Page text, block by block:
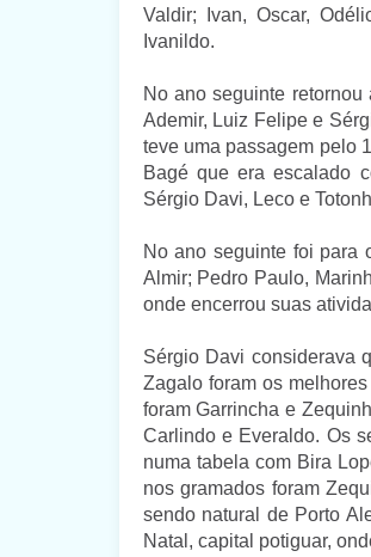
Valdir; Ivan, Oscar,
Ivanildo.
No ano seguinte
Ademir, Luiz Felipe e
teve uma passagem pelo
Bagé que era escalado
Sérgio Davi, Leco e
No ano seguinte foi para
Almir; Pedro Paulo,
onde encerrou suas
Sérgio Davi considerava
Zagalo foram os
foram Garrincha e
Carlindo e Everaldo. Os
numa tabela com Bira
nos gramados foram
sendo natural de Porto
Natal, capital potiguar,